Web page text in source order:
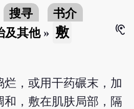
搜寻
书介
及其他» 敷
hearing
，或用干药碾末，加
和，敷在肌肤局部，隔